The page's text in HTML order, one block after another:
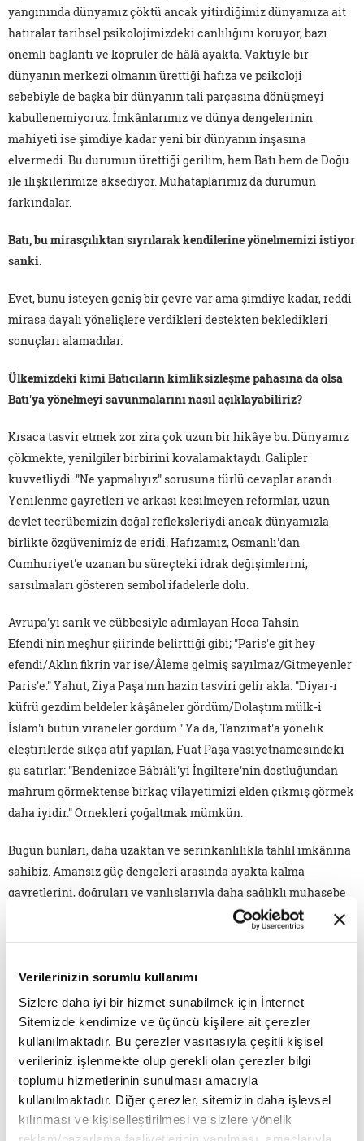
Verilerinizin sorumlu kullanımı
Sizlere daha iyi bir hizmet sunabilmek için İnternet
Sitemizde kendimize ve üçüncü kişilere ait çerezler
kullanılmaktadır. Bu çerezler vasıtasıyla çeşitli kişisel
verileriniz işlenmekte olup gerekli olan çerezler bilgi
toplumu hizmetlerinin sunulması amacıyla
kullanılmaktadır. Diğer çerezler, sitemizin daha işlevsel
kılınması ve kişiselleştirilmesi ve sizlere yönelik
yangınında dünyamız çöktü ancak yitirdiğimiz dünyamıza ait
hatıralar tarihsel psikolojimizdeki canlılığını koruyor, bazı
önemli bağlantı ve köprüler de hâlâ ayakta. Vaktiyle bir
dünyanın merkezi olmanın ürettiği hafıza ve psikoloji
sebebiyle de başka bir dünyanın tali parçasına dönüşmeyi
kabullenemiyoruz. İmkânlarımız ve dünya dengelerinin
mahiyeti ise şimdiye kadar yeni bir dünyanın inşasına
elvermedi. Bu durumun ürettiği gerilim, hem Batı hem de Doğu
ile ilişkilerimize aksediyor. Muhataplarımız da durumun
farkındalar.
Batı, bu mirasçılıktan sıyrılarak kendilerine yönelmemizi istiyor
sanki.
Evet, bunu isteyen geniş bir çevre var ama şimdiye kadar, reddi
mirasa dayalı yönelişlere verdikleri destekten bekledikleri
sonuçları alamadılar.
Ülkemizdeki kimi Batıcıların kimliksizleşme pahasına da olsa
Batı'ya yönelmeyi savunmalarını nasıl açıklayabiliriz?
Kısaca tasvir etmek zor zira çok uzun bir hikâye bu. Dünyamız
çökmekte, yenilgiler birbirini kovalamaktaydı. Galipler
kuvvetliydi. "Ne yapmalıyız" sorusuna türlü cevaplar arandı.
Yenilenme gayretleri ve arkası kesilmeyen reformlar, uzun
devlet tecrübemizin doğal refleksleriydi ancak dünyamızla
birlikte özgüvenimiz de eridi. Hafızamız, Osmanlı'dan
Cumhuriyet'e uzanan bu süreçteki idrak değişimlerini,
sarsılmaları gösteren sembol ifadelerle dolu.
Avrupa'yı sarık ve cübbesiyle adımlayan Hoca Tahsin
Efendi'nin meşhur şiirinde belirttiği gibi; "Paris'e git hey
efendi/Aklın fikrin var ise/Âleme gelmiş sayılmaz/Gitmeyenler
Paris'e." Yahut, Ziya Paşa'nın hazin tasviri gelir akla: "Diyar-ı
küfrü gezdim beldeler kâşâneler gördüm/Dolaştım mülk-i
İslam'ı bütün viraneler gördüm." Ya da, Tanzimat'a yönelik
eleştirilerde sıkça atıf yapılan, Fuat Paşa vasiyetnamesindeki
şu satırlar: "Bendenizce Bâbıâli'yi İngiltere'nin dostluğundan
mahrum görmektense birkaç vilayetimizi elden çıkmış görmek
daha iyidir." Örnekleri çoğaltmak mümkün.
Bugün bunları, daha uzaktan ve serinkanlılıkla tahlil imkânına
sahibiz. Amansız güç dengeleri arasında ayakta kalma
gayretlerini, doğruları ve yanlışlarıyla daha sağlıklı muhasebe
edebilecek bir noktadayız. Şunu görüyoruz; başlangıçta galip
Batı'ya bütünüyle intikal etmeyi hal çaresi sayanlar, ancak
özne halinde tarihi yolculuğumuza devam için yenilenme
isteyenler çoğunluktaydılar. Uygun reçetelerin peşindeydiler.
Reformları hem destekliyor hem de sonuçlarına göre
eleştiriyorlardı.
Kimdi bunlar?
Zamanın milliyetçi ve İslamcı düşünürlerinde bu yaklaşımı
görmek mümkün. Şu meşhur, "Batı'nın ilmi mi, kültürü mü"